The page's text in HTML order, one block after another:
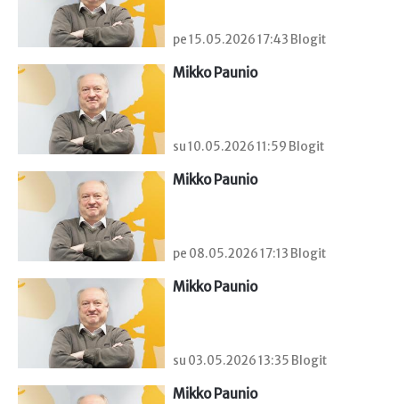
pe 15.05.2026 17:43 Blogit
Mikko Paunio
su 10.05.2026 11:59 Blogit
Mikko Paunio
pe 08.05.2026 17:13 Blogit
Mikko Paunio
su 03.05.2026 13:35 Blogit
Mikko Paunio